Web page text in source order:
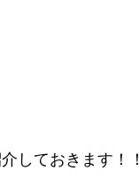
しておきます！！